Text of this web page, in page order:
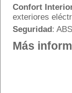
Confort
exteriores
Seguridad:
Más